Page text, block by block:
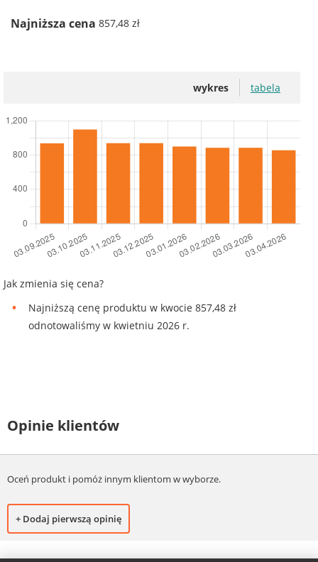
Najniższa cena 857,48 zł
wykres tabela
Jak zmienia się cena?
Najniższą cenę produktu w kwocie 857,48 zł
odnotowaliśmy w kwietniu 2026 r.
Opinie klientów
Oceń produkt i pomóż innym klientom w wyborze.
+ Dodaj pierwszą opinię